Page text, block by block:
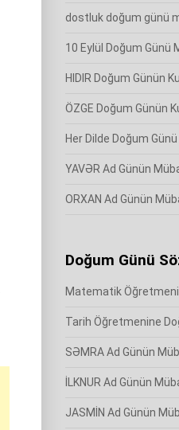
dostluk doğum günü
10 Eylül Doğum Günü
HIDIR Doğum Günün
ÖZGE Doğum Günün
Her Dilde Doğum
YAVƏR Ad Günün
ORXAN Ad Günün
Doğum Günü
Matematik
Tarih Öğretmenine
SƏMRA Ad Günün
İLKNUR Ad Günün
JASMİN Ad Günün